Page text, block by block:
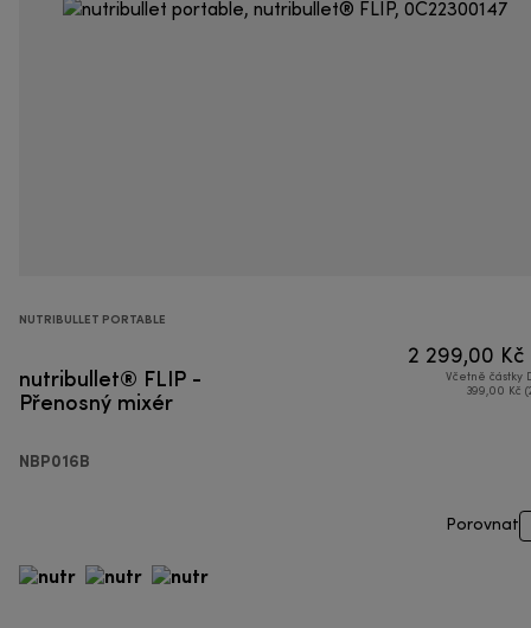
NUTRIBULLET PORTABLE
nutribullet® FLIP -
Přenosný mixér
NBP016B
2 299,00 Kč
Včetně částky
399,00 Kč
Porovnat